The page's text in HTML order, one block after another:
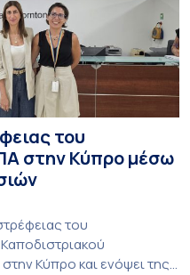
του
στην Κύπρο μέσω
του
Κύπρο και ενόψει της